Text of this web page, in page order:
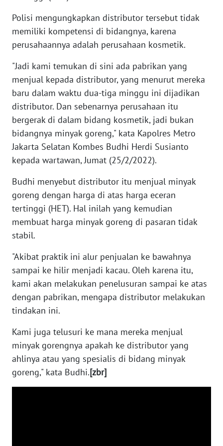
Polisi mengungkapkan distributor tersebut tidak
memiliki kompetensi di bidangnya, karena
perusahaannya adalah perusahaan kosmetik.
"Jadi kami temukan di sini ada pabrikan yang
menjual kepada distributor, yang menurut mereka
baru dalam waktu dua-tiga minggu ini dijadikan
distributor. Dan sebenarnya perusahaan itu
bergerak di dalam bidang kosmetik, jadi bukan
bidangnya minyak goreng," kata Kapolres Metro
Jakarta Selatan Kombes Budhi Herdi Susianto
kepada wartawan, Jumat (25/2/2022).
Budhi menyebut distributor itu menjual minyak
goreng dengan harga di atas harga eceran
tertinggi (HET). Hal inilah yang kemudian
membuat harga minyak goreng di pasaran tidak
stabil.
"Akibat praktik ini alur penjualan ke bawahnya
sampai ke hilir menjadi kacau. Oleh karena itu,
kami akan melakukan penelusuran sampai ke atas
dengan pabrikan, mengapa distributor melakukan
tindakan ini.
Kami juga telusuri ke mana mereka menjual
minyak gorengnya apakah ke distributor yang
ahlinya atau yang spesialis di bidang minyak
goreng," kata Budhi.[zbr]
KALTENG
WN
KALTARA
WN
KALSEL
WN
WN
SULSEL
WN
GORONTALO
WN
SULUT
MALUKU
WN
MALUT
DAIRI
WN
DANAU